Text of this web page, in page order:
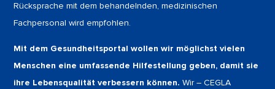
Rücksprache mit dem behandelnden, medizinischen
Fachpersonal wird empfohlen.
Mit dem Gesundheitsportal wollen wir möglichst vielen
Menschen eine umfassende Hilfestellung geben, damit sie
ihre Lebensqualität verbessern können. Wir – CEGLA